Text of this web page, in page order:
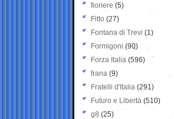
fioriere (5)
Fitto (27)
Fontana di Trevi (1)
Formigoni (90)
Forza Italia (596)
frana (9)
Fratelli d'Italia (291)
Futuro e Libertà (510)
g8 (25)